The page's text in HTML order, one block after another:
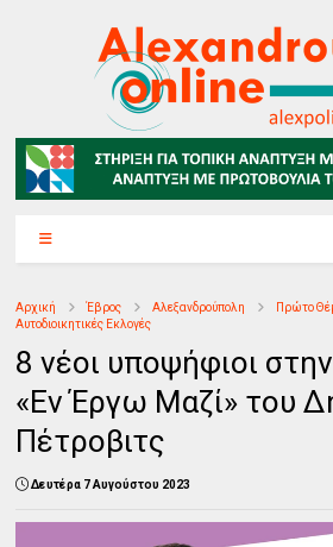
Αρχική Έβρος Αλεξανδρούπολη Πρώτο
Αυτοδιοικητικές Εκλογές
8 νέοι υποψήφιοι
«Εν Έργω Μαζί» του
Πέτροβιτς
Δευτέρα 7 Αυγούστου 2023